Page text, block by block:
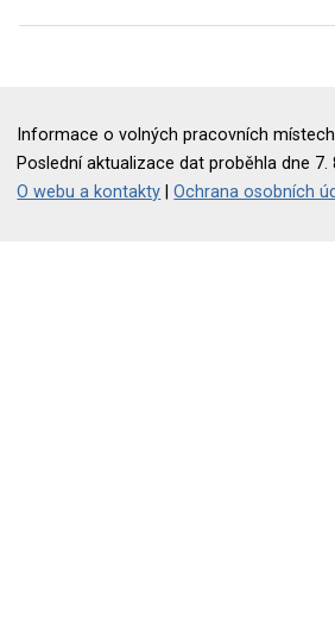
Informace o volných pracovních
Poslední aktualizace dat proběhla dne 7.
O webu a kontakty |Ochrana osobních